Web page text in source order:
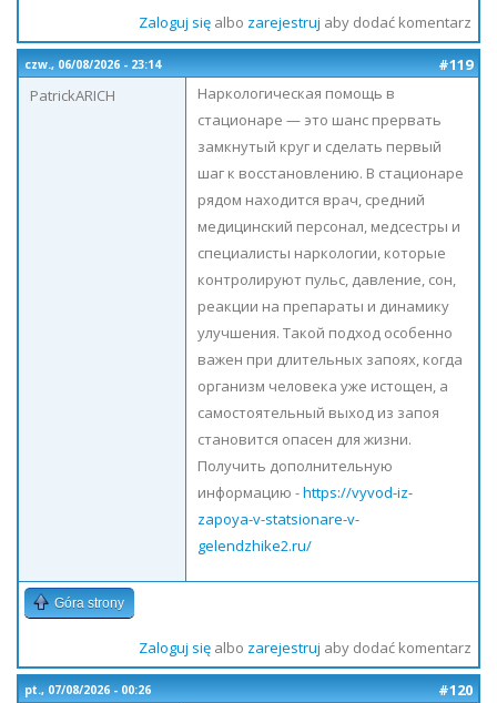
Zaloguj sięalbo zarejestruj aby dodać komentarz
czw., 06/08/2026 - 23:14
#119
PatrickARICH
Наркологическая помощь в
стационаре — это шанс прервать
замкнутый круг и сделать первый
шаг к восстановлению. В стационаре
рядом находится врач, средний
медицинский персонал, медсестры и
специалисты наркологии, которые
контролируют пульс, давление, сон,
реакции на препараты и динамику
улучшения. Такой подход особенно
важен при длительных запоях, когда
организм человека уже истощен, а
самостоятельный выход из запоя
становится опасен для жизни.
Получить дополнительную
информацию -https://vyvod-iz-
zapoya-v-statsionare-v-
gelendzhike2.ru/
Góra strony
Zaloguj sięalbo zarejestruj aby dodać komentarz
pt., 07/08/2026 - 00:26
#120